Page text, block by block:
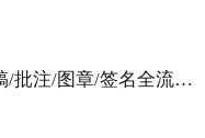
用PDF编辑器高效审阅文档：定稿/批注/图章/签名全流程（附福昕实操）